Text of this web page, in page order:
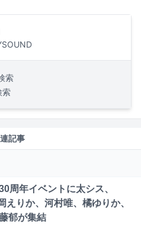
索
索
記事
周年イベントに太シス、
えりか、河村唯、橘ゆりか、
郁が集結